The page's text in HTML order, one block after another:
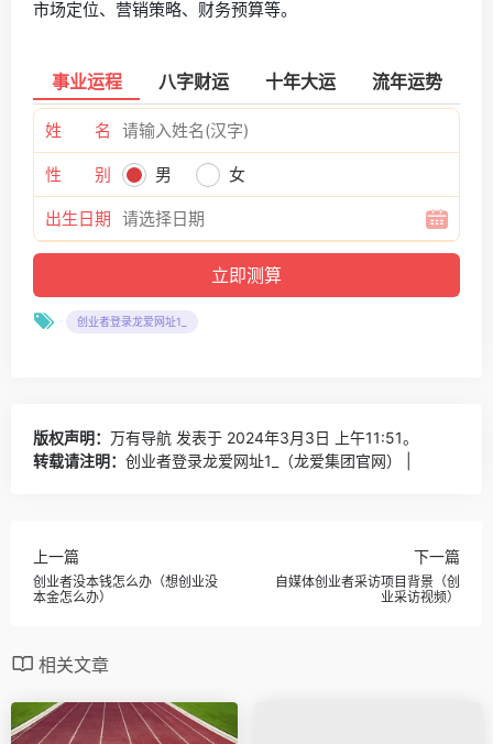
市场定位、营销策略、财务预算等。
事业运程 八字财运 十年大运 流年运势
姓 名
性 别 男 女
出生日期
创业者登录龙爱网址1_
版权声明： 万有导航 发表于 2024年3月3日 上午11:51。
转载请注明： 创业者登录龙爱网址1_（龙爱集团官网） |
上一篇
创业者没本钱怎么办（想创业没
本金怎么办）
下一篇
自媒体创业者采访项目背景（创
业采访视频）
相关文章